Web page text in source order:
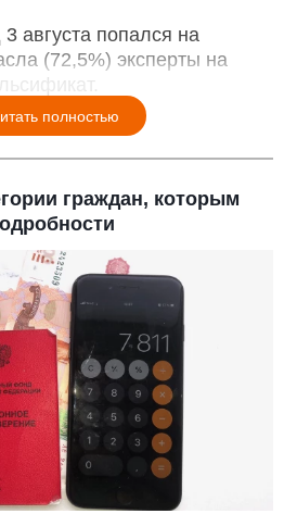
августа попался на
(72,5%) эксперты на
полностью
граждан, которым